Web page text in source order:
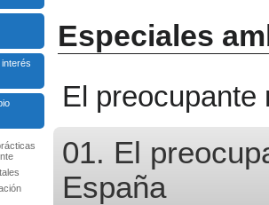
Especiales
El preocupante
01. El
España